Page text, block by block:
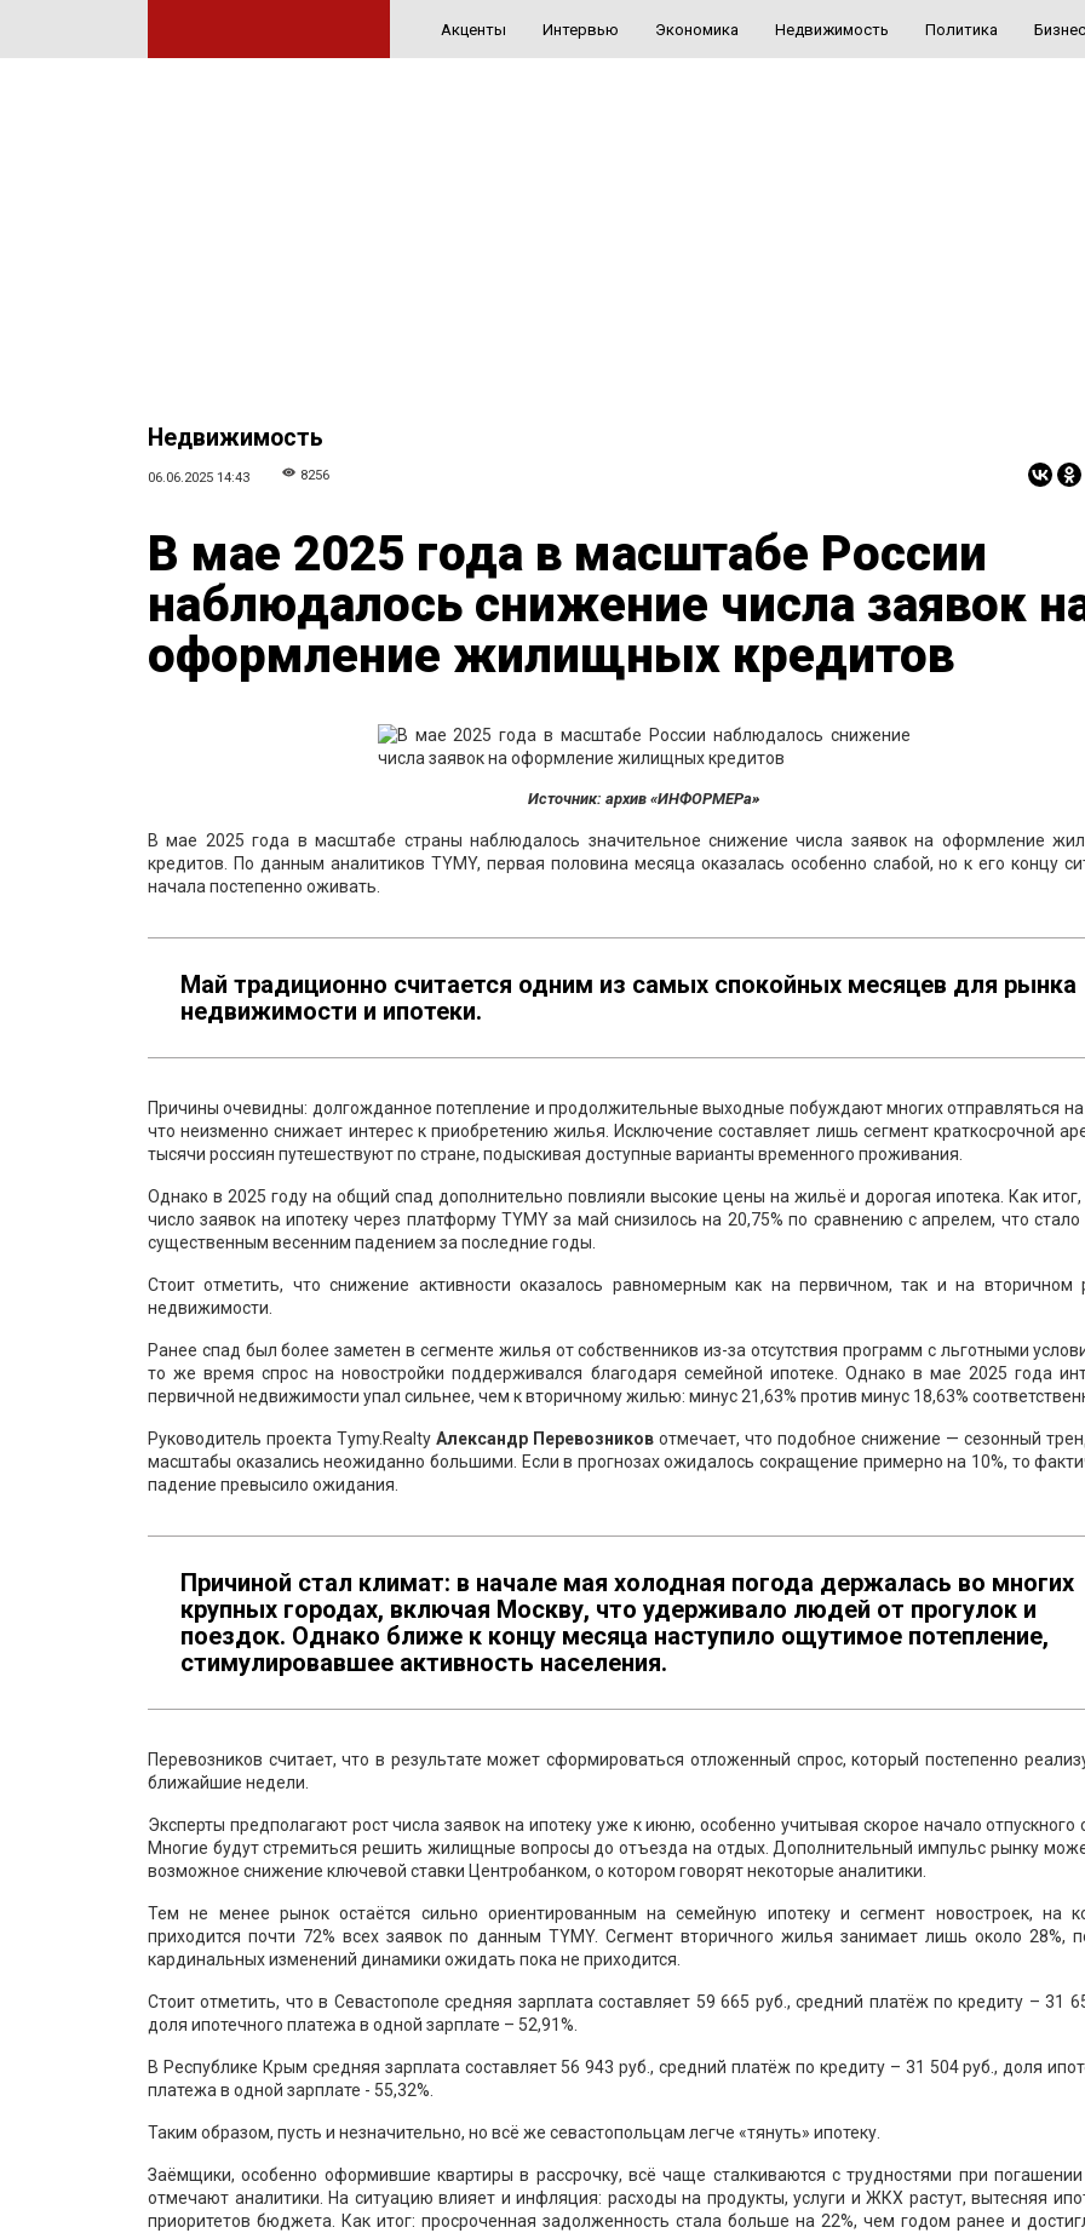
Акценты Интервью Экономика Недвижимость Политика Бизнес
Недвижимость
06.06.2025 14:43 8256
В мае 2025 года в масштабе России
наблюдалось снижение числа заявок
оформление жилищных кредитов
Источник: архив «ИНФОРМЕРа»
В мае 2025 года в масштабе страны наблюдалось значительное снижение числа заявок на оформление
кредитов. По данным аналитиков TYMY, первая половина месяца оказалась особенно слабой, но к его концу
начала постепенно оживать.
Май традиционно считается одним из самых спокойных месяцев для рынка
недвижимости и ипотеки.
Причины очевидны: долгожданное потепление и продолжительные выходные побуждают многих отправляться
что неизменно снижает интерес к приобретению жилья. Исключение составляет лишь сегмент краткосрочной
тысячи россиян путешествуют по стране, подыскивая доступные варианты временного проживания.
Однако в 2025 году на общий спад дополнительно повлияли высокие цены на жильё и дорогая ипотека. Как
число заявок на ипотеку через платформу TYMY за май снизилось на 20,75% по сравнению с апрелем, что
существенным весенним падением за последние годы.
Стоит отметить, что снижение активности оказалось равномерным как на первичном, так и на вторичном
недвижимости.
Ранее спад был более заметен в сегменте жилья от собственников из-за отсутствия программ с льготными
то же время спрос на новостройки поддерживался благодаря семейной ипотеке. Однако в мае 2025 года
первичной недвижимости упал сильнее, чем к вторичному жилью: минус 21,63% против минус 18,63%
Руководитель проекта Tymy.RealtyАлександр Перевозников отмечает, что подобное снижение — сезонный
масштабы оказались неожиданно большими. Если в прогнозах ожидалось сокращение примерно на 10%, то
падение превысило ожидания.
Причиной стал климат: в начале мая холодная погода держалась во многих
крупных городах, включая Москву, что удерживало людей от прогулок и
поездок. Однако ближе к концу месяца наступило ощутимое потепление,
стимулировавшее активность населения.
Перевозников считает, что в результате может сформироваться отложенный спрос, который постепенно
ближайшие недели.
Эксперты предполагают рост числа заявок на ипотеку уже к июню, особенно учитывая скорое начало отпускного
Многие будут стремиться решить жилищные вопросы до отъезда на отдых. Дополнительный импульс рынку
возможное снижение ключевой ставки Центробанком, о котором говорят некоторые аналитики.
Тем не менее рынок остаётся сильно ориентированным на семейную ипотеку и сегмент новостроек, на
приходится почти 72% всех заявок по данным TYMY. Сегмент вторичного жилья занимает лишь около 28%,
кардинальных изменений динамики ожидать пока не приходится.
Стоит отметить, что в Севастополе средняя зарплата составляет 59 665 руб., средний платёж по кредиту – 31
доля ипотечного платежа в одной зарплате – 52,91%.
В Республике Крым средняя зарплата составляет 56 943 руб., средний платёж по кредиту – 31 504 руб., доля
платежа в одной зарплате - 55,32%.
Таким образом, пусть и незначительно, но всё же севастопольцам легче «тянуть» ипотеку.
Заёмщики, особенно оформившие квартиры в рассрочку, всё чаще сталкиваются с трудностями при погашении
отмечают аналитики. На ситуацию влияет и инфляция: расходы на продукты, услуги и ЖКХ растут, вытесняя
приоритетов бюджета. Как итог: просроченная задолженность стала больше на 22%, чем годом ранее и